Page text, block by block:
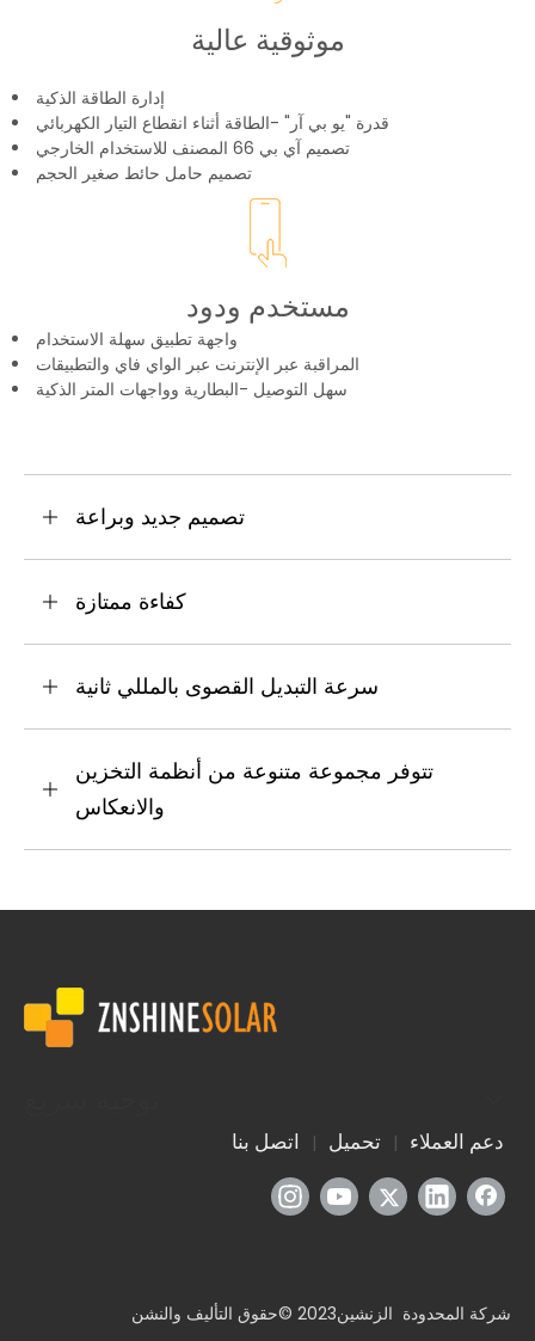
موثوقية عالية
إدارة الطاقة الذكية
قدرة "يو بي آر" -الطاقة أثناء انقطاع التيار الكهربائي
تصميم آي بي 66 المصنف للاستخدام الخارجي
تصميم حامل حائط صغير الحجم
مستخدم ودود
واجهة تطبيق سهلة الاستخدام
المراقبة عبر الإنترنت عبر الواي فاي والتطبيقات
سهل التوصيل -البطارية وواجهات المتر الذكية
تصميم جديد وبراعة
كفاءة ممتازة
سرعة التبديل القصوى بالمللي ثانية
تتوفر مجموعة متنوعة من أنظمة التخزين
والانعكاس
دعم العملاء | تحميل | اتصل بنا
شركة المحدودة الزنشين2023 ©حقوق التأليف والنشن